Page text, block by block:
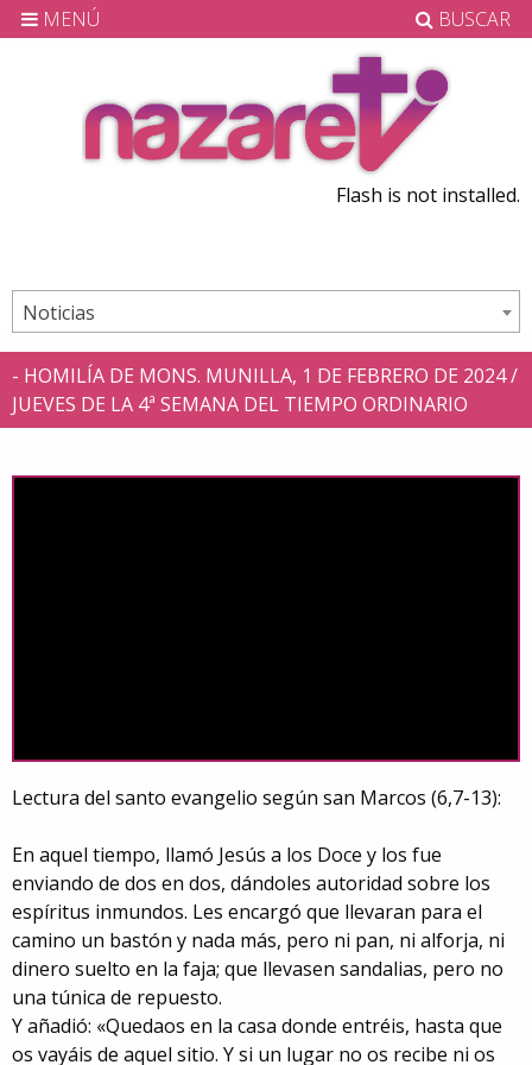
MENÚ BUSCAR
Flash is not installed.
Noticias
- HOMILÍA DE MONS. MUNILLA, 1 DE FEBRERO DE 2024 /
JUEVES DE LA 4ª SEMANA DEL TIEMPO ORDINARIO
Lectura del santo evangelio según san Marcos (6,7-13):
En aquel tiempo, llamó Jesús a los Doce y los fue
enviando de dos en dos, dándoles autoridad sobre los
espíritus inmundos. Les encargó que llevaran para el
camino un bastón y nada más, pero ni pan, ni alforja, ni
dinero suelto en la faja; que llevasen sandalias, pero no
una túnica de repuesto.
Y añadió: «Quedaos en la casa donde entréis, hasta que
os vayáis de aquel sitio. Y si un lugar no os recibe ni os